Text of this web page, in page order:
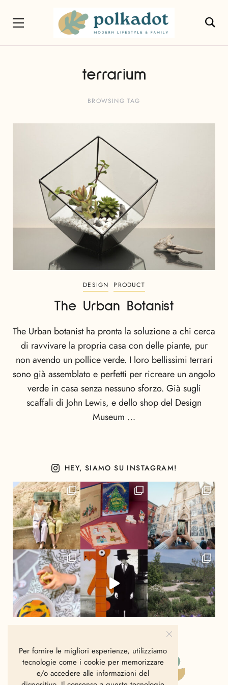
terrarium
BROWSING TAG
DESIGN PRODUCT
The Urban Botanist
The Urban botanist ha pronta la soluzione a chi cerca
di ravvivare la propria casa con delle piante, pur
non avendo un pollice verde. I loro bellissimi terrari
sono già assemblato e perfetti per ricreare un angolo
verde in casa senza nessuno sforzo. Già sugli
scaffali di John Lewis, e dello shop del Design
Museum …
HEY, SIAMO SU INSTAGRAM!
Per fornire le migliori esperienze, utilizziamo
tecnologie come i cookie per memorizzare
e/o accedere alle informazioni del